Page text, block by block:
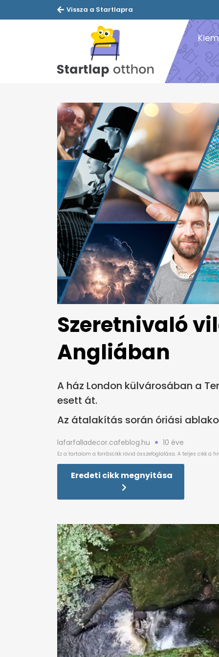
Vissza a Startlapra
Szeretnivaló
Angliában
A ház London külvárosában a
esett át.
Az átalakítás során óriási
lafarfalladecor.cafeblog.hu 10 éve
Eredeti cikk megnyitása